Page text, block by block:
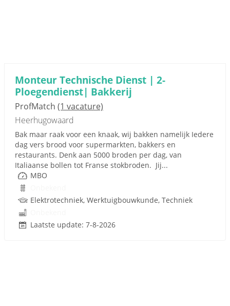
Monteur Technische Dienst | 2-
Ploegendienst| Bakkerij
ProfMatch (1 vacature)
Heerhugowaard
Bak maar raak voor een knaak, wij bakken namelijk Iedere
dag vers brood voor supermarkten, bakkers en
restaurants. Denk aan 5000 broden per dag, van
Italiaanse bollen tot Franse stokbroden. Jij...
MBO
Elektrotechniek, Werktuigbouwkunde, Techniek
Laatste update: 7-8-2026